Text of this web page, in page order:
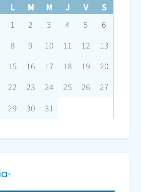
L M M J V
S
1
2 3 4 5
6
8 9 10 11 12
13
15 16 17 18 19
20
22 23 24 25 26
27
29 30 31